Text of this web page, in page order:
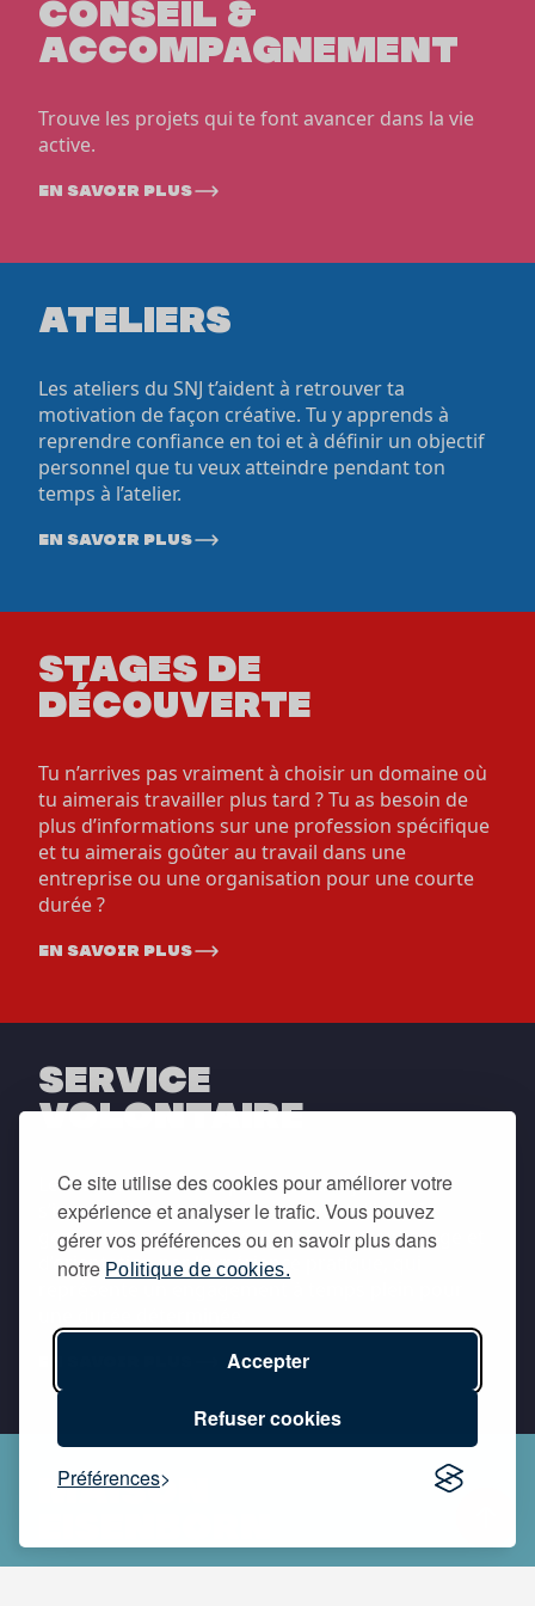
Ce site utilise des cookies pour améliorer votre
expérience et analyser le trafic. Vous pouvez
gérer vos préférences ou en savoir plus dans
notre Politique de cookies.
Accepter
Refuser cookies
Préférences
CONSEIL &
ACCOMPAGNEMENT
Trouve les projets qui te font avancer dans la vie
active.
en savoir plus
ATELIERS
Les ateliers du SNJ t’aident à retrouver ta
motivation de façon créative. Tu y apprends à
reprendre confiance en toi et à définir un objectif
personnel que tu veux atteindre pendant ton
temps à l’atelier.
en savoir plus
STAGES DE
DÉCOUVERTE
Tu n’arrives pas vraiment à choisir un domaine où
tu aimerais travailler plus tard ? Tu as besoin de
plus d’informations sur une profession spécifique
et tu aimerais goûter au travail dans une
entreprise ou une organisation pour une courte
durée ?
en savoir plus
SERVICE
VOLONTAIRE
Le service volontaire permet à des jeunes de
s’investir dans un projet concret et d’intérêt
général. C’est une opportunité d’apprentissage et
d’orientation par l’expérience pratique, qui
MAISON